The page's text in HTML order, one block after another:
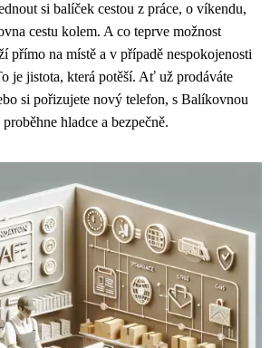
si balíček cestou z práce, o víkendu,
cestu kolem. A co teprve možnost
přímo na místě a v případě nespokojenosti
je jistota, která potěší. Ať už prodáváte
si pořizujete nový telefon, s Balíkovnou
hladce a bezpečně.